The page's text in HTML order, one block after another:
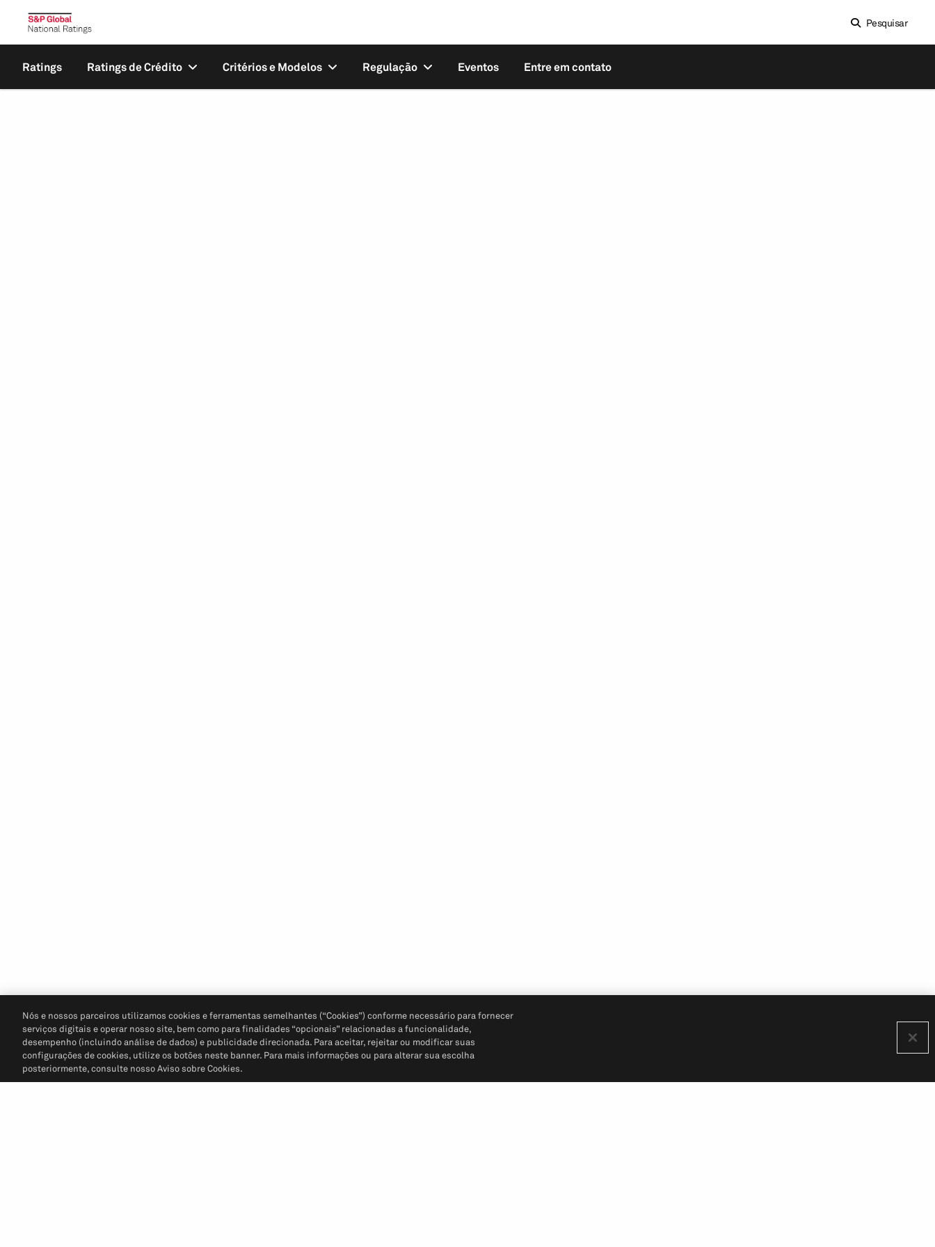
Pesquisar
Ratings Ratings de Crédito Critérios e Modelos Regulação Eventos Entre em contato
Nós e nossos parceiros utilizamos cookies e ferramentas semelhantes (“Cookies”) conforme necessário para fornecer
serviços digitais e operar nosso site, bem como para finalidades “opcionais” relacionadas a funcionalidade,
desempenho (incluindo análise de dados) e publicidade direcionada. Para aceitar, rejeitar ou modificar suas
configurações de cookies, utilize os botões neste banner. Para mais informações ou para alterar sua escolha
posteriormente, consulte nosso Aviso sobre Cookies.